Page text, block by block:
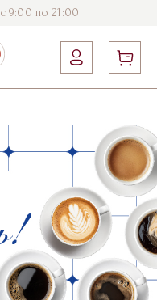
с 9:00 по 21:00